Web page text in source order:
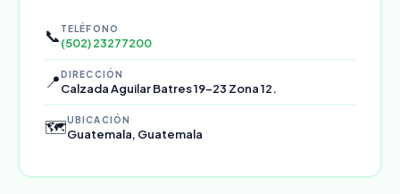
📞 TELÉFONO
(502) 23277200
📍DIRECCIÓN
Calzada Aguilar Batres 19-23 Zona 12.
🗺️UBICACIÓN
Guatemala, Guatemala